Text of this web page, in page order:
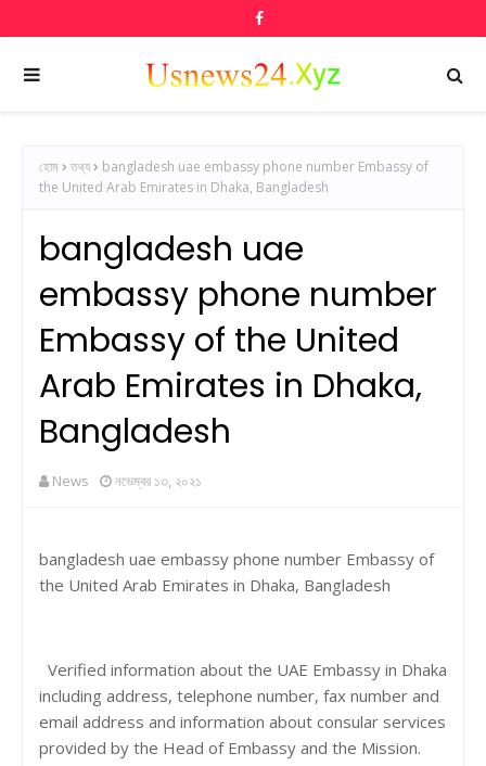
হোম তথ্য
bangladesh uae embassy phone number Embassy of
the United Arab Emirates in Dhaka, Bangladesh
bangladesh uae
embassy phone number
Embassy of the United
Arab Emirates in Dhaka,
Bangladesh
News নভেম্বর ১৩, ২০২১
bangladesh uae embassy phone number Embassy of
the United Arab Emirates in Dhaka, Bangladesh
Verified information about the UAE Embassy in Dhaka
including address, telephone number, fax number and
email address and information about consular services
provided by the Head of Embassy and the Mission.